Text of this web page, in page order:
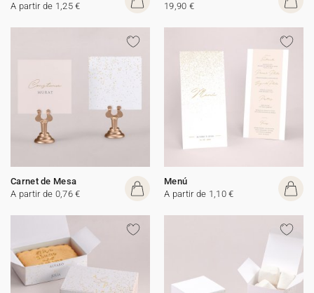
A partir de 1,25 €
19,90 €
Carnet de Mesa
A partir de 0,76 €
Menú
A partir de 1,10 €